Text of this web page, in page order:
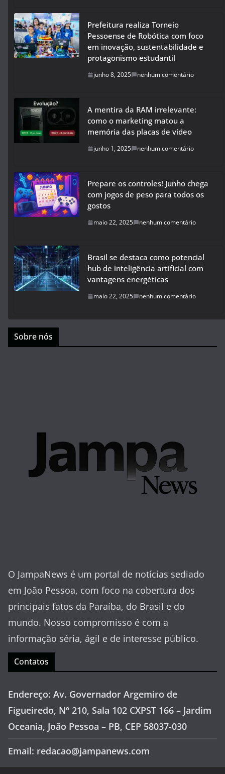
Prefeitura realiza Torneio
Pessoense de Robótica com foco
em inovação, sustentabilidade e
protagonismo estudantil
junho 8, 2025 nenhum comentário
A mentira da RAM irrelevante:
como o marketing matou a
memória das placas de vídeo
junho 1, 2025 nenhum comentário
Prepare os controles! Junho chega
com jogos de peso para todos os
gostos
maio 22, 2025 nenhum comentário
Brasil se destaca como potencial
hub de inteligência artificial com
vantagens energéticas
maio 22, 2025 nenhum comentário
Sobre nós
O JampaNews é um portal de notícias sediado
em João Pessoa, com foco na cobertura dos
principais fatos da Paraíba, do Brasil e do
mundo. Nosso compromisso é com a
informação séria, ágil e de interesse público.
Contatos
Endereço: Av. Governador Argemiro de
Figueiredo, Nº 210, Sala 102 CXPST 166 – Jardim
Oceania, João Pessoa – PB, CEP 58037-030
Email: redacao@jampanews.com